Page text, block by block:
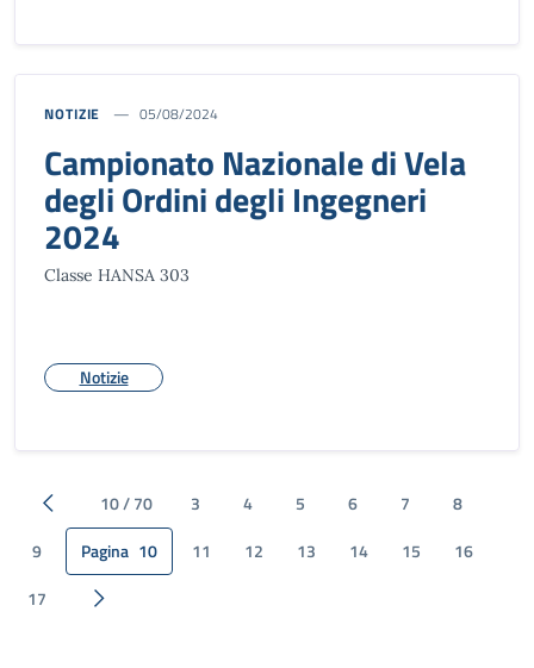
NOTIZIE 05/08/2024
Campionato Nazionale di Vela
degli Ordini degli Ingegneri
2024
Classe HANSA 303
Notizie
Pagina precedente
10 / 70 3 4 5 6 7
8
9
Pagina 10 11 12 13 14 15
16
17
Pagina successiva